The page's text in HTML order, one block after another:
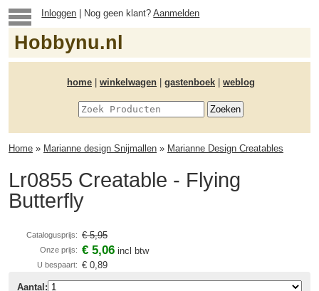
Inloggen | Nog geen klant?Aanmelden
Hobbynu.nl
home winkelwagen gastenboek weblog
Home » Marianne design Snijmallen » Marianne Design Creatables
Lr0855 Creatable - Flying
Butterfly
Catalogusprijs: € 5,95
Onze prijs: € 5,06 incl btw
U bespaart: € 0,89
Aantal: